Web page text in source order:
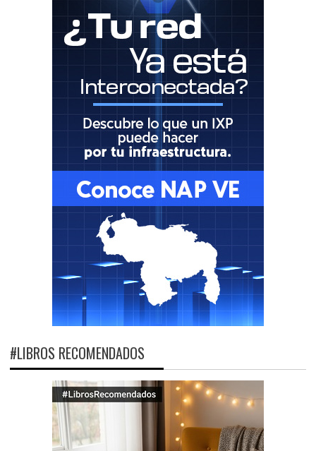
#LIBROS RECOMENDADOS